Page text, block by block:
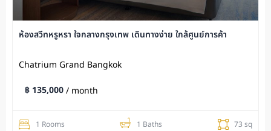
ห้องสวีทหรูหรา ใจกลางกรุงเทพ เดินทางง่าย ใกล้ศูนย์การค้า
Chatrium Grand Bangkok
฿ 135,000/ month
1 Rooms 1 Baths 73 sq